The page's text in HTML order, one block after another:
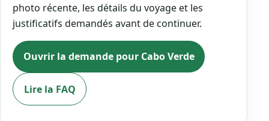
photo récente, les détails du voyage et les
justificatifs demandés avant de continuer.
Ouvrir la demande pour Cabo Verde
Lire la FAQ